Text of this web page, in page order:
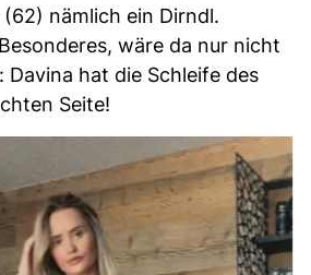
nämlich ein Dirndl.
wäre da nur nicht
Davina hat die Schleife des
Seite!